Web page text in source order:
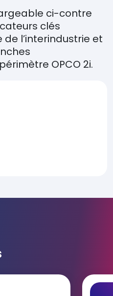
ci-contre
clés
de l’interindustrie et
OPCO 2i.